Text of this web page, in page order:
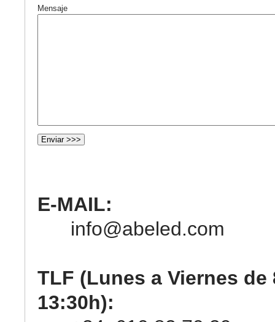
Mensaje
E-MAIL:
info@abeled.com
TLF (Lunes a Viernes de
13:30h):